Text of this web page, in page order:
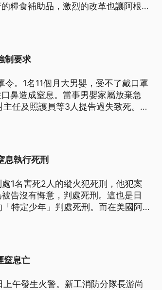
糧食補助品，激烈的改革也讓阿根廷
制要求
。1名11個月大男嬰，受不了戴口罩
鼻造成窒息。當事男嬰家屬放棄急
任及照護員等3人提告過失致死。而
要求戴口罩是托嬰中心自行訂定。
息執行死刑
1名害死2人的縱火犯死刑，他犯案
告沒有悔意，判處死刑。這也是日
特定少年」判處死刑。而在美國阿
窒息亡
午發生火警。新工消防分隊長游尚